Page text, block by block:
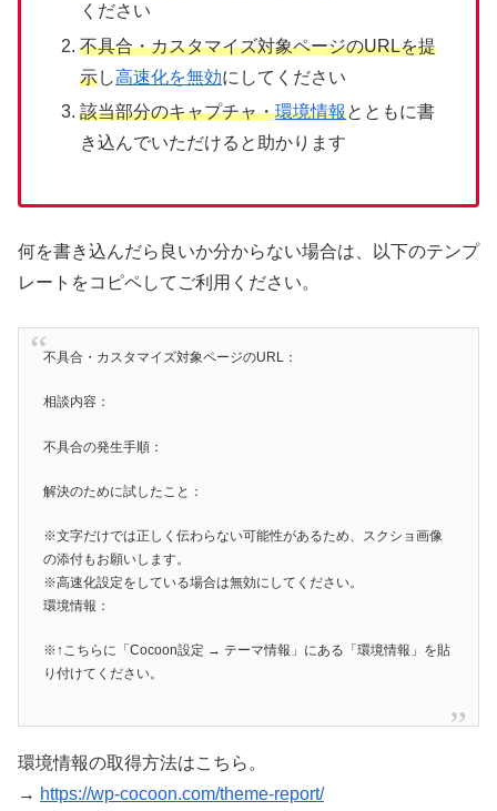
ください
不具合・カスタマイズ対象ページのURLを提
示し高速化を無効にしてください
該当部分のキャプチャ・環境情報とともに書
き込んでいただけると助かります
何を書き込んだら良いか分からない場合は、以下のテンプ
レートをコピペしてご利用ください。
不具合・カスタマイズ対象ページのURL：
相談内容：
不具合の発生手順：
解決のために試したこと：
※文字だけでは正しく伝わらない可能性があるため、スクショ画像
の添付もお願いします。
※高速化設定をしている場合は無効にしてください。
環境情報：
※↑こちらに「Cocoon設定 → テーマ情報」にある「環境情報」を貼
り付けてください。
環境情報の取得方法はこちら。
→ https://wp-cocoon.com/theme-report/